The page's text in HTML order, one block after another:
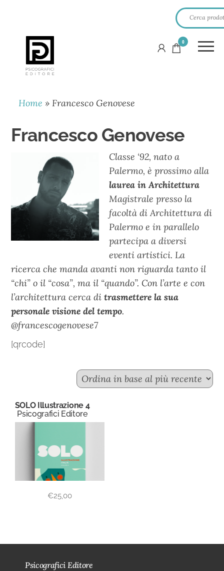
PSICOGRAFICI
EDITORE
0
Home »Francesco Genovese
Francesco Genovese
Classe ‘92, nato a
Palermo, è prossimo alla
laurea in Architettura
Magistrale presso la
facoltà di Architettura di
Palermo e in parallelo
partecipa a diversi
eventi artistici. La
ricerca che manda avanti non riguarda tanto il
“chi” o il “cosa”, ma il “quando”. Con l’arte e con
l’architettura cerca ditrasmettere la sua
personale visione del tempo.
@francescogenovese7
[qrcode]
SOLO Illustrazione 4
Psicografici Editore
€25,00
Psicografici Editore